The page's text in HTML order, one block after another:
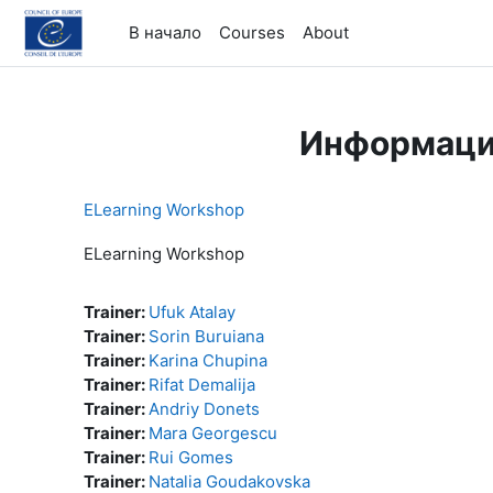
Перейти к основному содержанию
В начало
Courses About
ELearning Workshop
ELearning Workshop
Trainer: Ufuk Atalay
Trainer: Sorin Buruiana
Trainer: Karina Chupina
Trainer: Rifat Demalija
Trainer:Andriy Donets
Trainer: Mara Georgescu
Trainer: Rui Gomes
Trainer: Natalia Goudakovska